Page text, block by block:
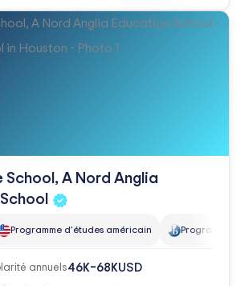
School, A Nord Anglia
School
Programme d'études américain Programme de
annuels46K–68KUSD